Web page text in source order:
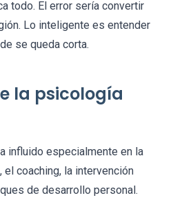
todo. El error sería convertir
Lo inteligente es entender
se queda corta.
la psicología
influido especialmente en la
coaching, la intervención
de desarrollo personal.